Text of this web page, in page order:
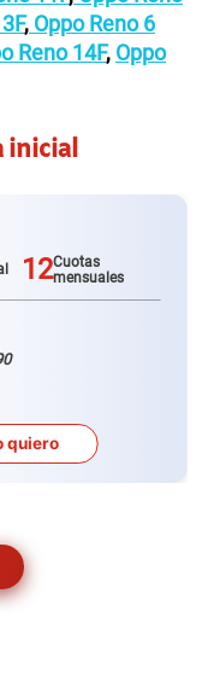
, Oppo Reno 6
Reno 14F, Oppo
inicial
12Cuotas
mensuales
quiero